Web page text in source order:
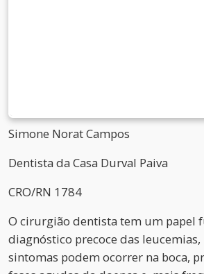
Simone Norat Campos
Dentista da Casa Durval Paiva
CRO/RN 1784
O cirurgião dentista tem um papel
diagnóstico precoce das leucemias,
sintomas podem ocorrer na boca,